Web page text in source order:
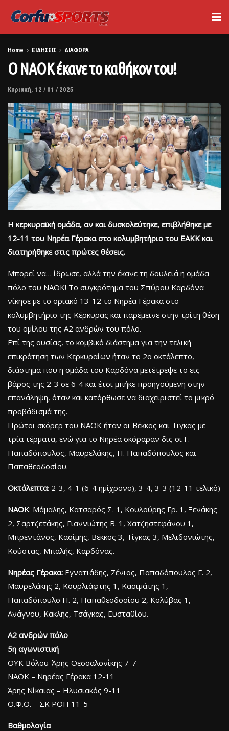
Home ΕΙΔΗΣΕΙΣ ΔΙΑΦΟΡΑ
Ο ΝΑΟΚ έκανε το καθήκον του!
Κυριακή, 12 / 01 / 2025
Η κερκυραϊκή ομάδα, αν και δυσκολεύτηκε, επιβλήθηκε με
12-11 του Νηρέα Γέρακα στο κολυμβητήριο του ΕΑΚΚ και
διατηρήθηκε στις πρώτες θέσεις.
Μπορεί να… ίδρωσε, αλλά την έκανε τη δουλειά η ομάδα
πόλο του ΝΑΟΚ! Το συγκρότημα του Σπύρου Καρδόνα
νίκησε με το οριακό 13-12 το Νηρέα Γέρακα στο
κολυμβητήριο της Κέρκυρας και παρέμεινε στην τρίτη θέση
του ομίλου της Α2 ανδρών του πόλο.
Επί της ουσίας, το κομβικό διάστημα για την τελική
επικράτηση των Κερκυραίων ήταν το 2ο οκτάλεπτο,
διάστημα που η ομάδα του Καρδόνα μετέτρεψε το εις
βάρος της 2-3 σε 6-4 και έτσι μπήκε προηγούμενη στην
επανάληψη, όταν και κατόρθωσε να διαχειριστεί το μικρό
προβάδισμά της.
Πρώτοι σκόρερ του ΝΑΟΚ ήταν οι Βέκκος και Τιγκας με
τρία τέρματα, ενώ για το Νηρέα σκόραραν δις οι Γ.
Παπαδόπουλος, Μαυρελάκης, Π. Παπαδόπουλος και
Παπαθεοδοσίου.
Οκτάλεπτα: 2-3, 4-1 (6-4 ημίχρονο), 3-4, 3-3 (12-11 τελικό)
ΝΑΟΚ: Μάμαλης, Κατσαρός Σ. 1, Κουλούρης Γρ. 1, Ξενάκης
2, Σαρτζετάκης, Γιαννιώτης Β. 1, Χατζηστεφάνου 1,
Μπρεντάνος, Κασίμης, Βέκκος 3, Τίγκας 3, Μελιδονιώτης,
Κούστας, Μπαλής, Καρδόνας.
Νηρέας Γέρακα: Εγνατιάδης, Ζένιος, Παπαδόπουλος Γ. 2,
Μαυρελάκης 2, Κουρλιάφτης 1, Κασιμάτης 1,
Παπαδόπουλο Π. 2, Παπαθεοδοσίου 2, Κολύβας 1,
Ανάγνου, Κακλής, Τσάγκας, Ευσταθίου.
Α2 ανδρών πόλο
5η αγωνιστική
ΟΥΚ Βόλου-Άρης Θεσσαλονίκης 7-7
ΝΑΟΚ – Νηρέας Γέρακα 12-11
Άρης Νίκαιας – Ηλυσιακός 9-11
Ο.Φ.Θ. – ΣΚ ΡΟΗ 11-5
Βαθμολογία